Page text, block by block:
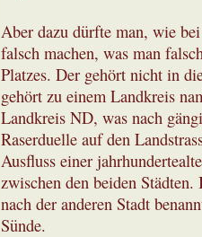
Aber dazu dürfte man, wie
falsch machen, was man
Platzes. Der gehört nicht in
gehört zu einem Landkreis
Landkreis ND, was nach
Raserduelle auf den
Ausfluss einer
zwischen den beiden
nach der anderen Stadt
Sünde.